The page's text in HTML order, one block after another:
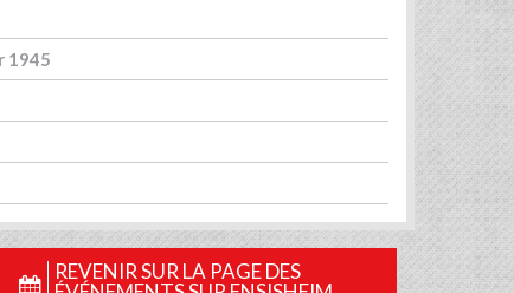
1945
REVENIR SUR LA PAGE DES